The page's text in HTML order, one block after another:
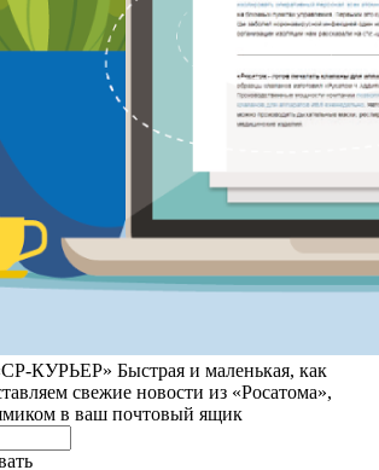
КУРЬЕР» Быстрая и маленькая, как
свежие новости из «Росатома»,
в ваш почтовый ящик